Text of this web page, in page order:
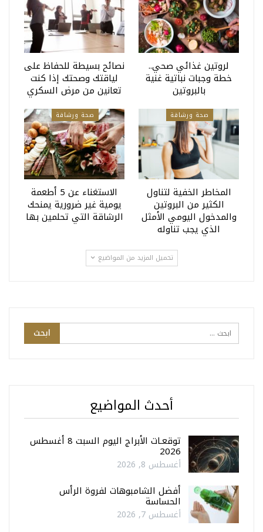
لروتين غذائي صحي..
خطة وجبات نباتية غنية
بالبروتين
نصائح بسيطة للحفاظ على
لياقتك وصحتك إذا كنت
تعانين من مرض السكري
صحة ورشاقة
المخاطر الخفية لتناول
الكثير من البروتين
والمدخول اليومي الأمثل
الذي يجب تناوله
صحة ورشاقة
الاستغناء عن 5 أطعمة
يومية غير ضرورية يمنحك
الرشاقة التي تحلمين بها
تحميل المزيد من المواضيع
أحدث المواضيع
توقعـات الأبراج اليوم السبت 8 أغسطس
2026
أغسطس 8, 2026
أفضل الشامبوهات لفروة الرأس
الحساسة
أغسطس 7, 2026